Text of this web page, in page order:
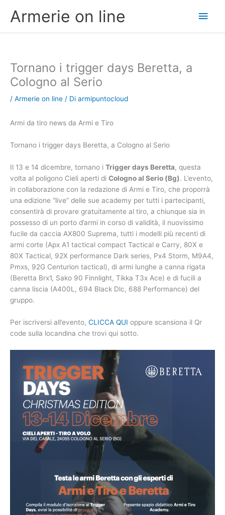
Armerie on line
Tornano i trigger days Beretta, a
Cologno al Serio
/ Armerie on line / Di armipuntocloud
Armi da tiro news da Armi e Tiro
Tornano i trigger days Beretta, a Cologno al Serio
Il 13 e 14 dicembre, tornano i Trigger days Beretta, questa
volta al poligono Cieli aperti di Cologno al Serio (Bg). L’evento,
in collaborazione con la redazione di Armi e Tiro, che proporrà
una edizione “live” delle sue academy per tutti i partecipanti,
consentirà di provare gratuitamente al tiro, a chiunque sia in
possesso di un porto d’armi in corso di validità, il nuovissimo
fucile da caccia AX800 Suprema, tutti i modelli più recenti di
armi corte (Apx A1 tactical compact Tactical e Carry, 80X e
80X Tactical, 92X performance Dark series, Px4 Storm, M9A4,
Pmxs, 92G Centurion tactical), di armi lunghe a canna rigata
(Beretta Brx1, Sako 90 Finnlight, Tikka T3x Ace) e di fucili a
canna liscia (A400L, 694 Black Dlc, 688 Performance) del
gruppo.
Per iscriversi all’evento, CLICCA QUI oppure scansiona il Qr
code sulla locandina che trovi qui sotto.